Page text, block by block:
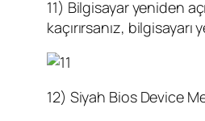
11) Bilgisayar yeniden
kaçırırsanız,
12) Siyah Bios Device